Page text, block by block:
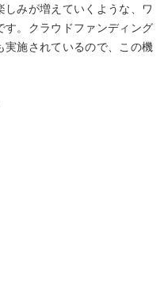
みが増えていくような、ワ
す。クラウドファンディング
実施されているので、この機